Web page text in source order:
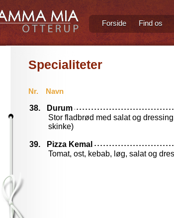
Forside Find os
Specialiteter
Nr. Navn
38.
Durum
Stor fladbrød med salat og
skinke)
39. Pizza Kemal
Tomat, ost, kebab, løg, salat og